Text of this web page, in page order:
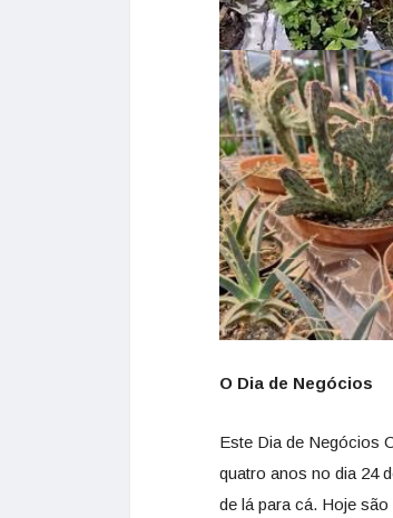
O Dia de Negócios
Este Dia de Negócios
quatro anos no dia 24
de lá para cá. Hoje